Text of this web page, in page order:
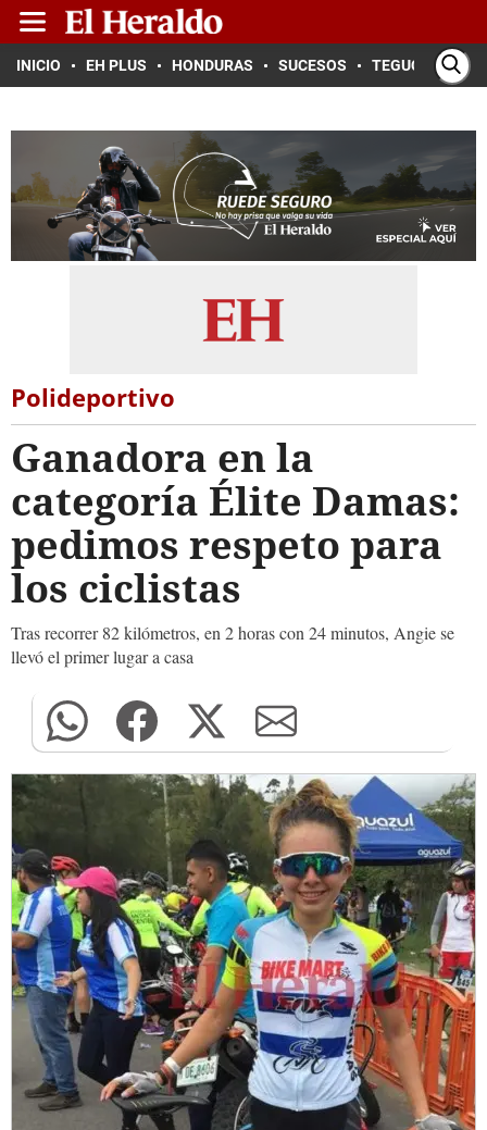
INICIO EH PLUS HONDURAS SUCESOS TEGUCIGALPA
Polideportivo
Ganadora en la
categoría Élite Damas:
pedimos respeto para
los ciclistas
Tras recorrer 82 kilómetros, en 2 horas con 24 minutos, Angie se
llevó el primer lugar a casa